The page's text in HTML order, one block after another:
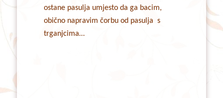
ostane pasulja umjesto da ga bacim,
obično napravim čorbu od pasulja s
trganjcima…